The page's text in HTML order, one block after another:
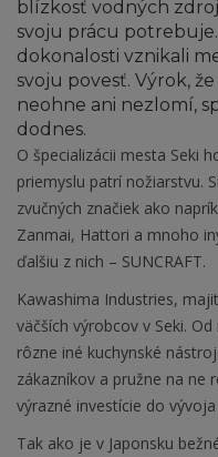
blízkosť vodných
svoju prácu
dokonalosti vznikali
svoju povesť. Výrok,
neohne ani nezlomí,
dodnes.
O špecializácii mesta Seki
priemyslu patrí nožiarstvu.
zvučných značiek ako
Zanmai, Hattori a mnoho
ďalšiu z nich – SUNCRAFT.
Kawashima Industries,
väčších výrobcov v Seki.
rôzne iné kuchynské
zákazníkov a pružne na ne
výrazné investície do
Tak ako je v Japonsku